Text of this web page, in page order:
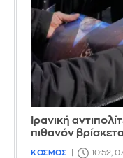
Ιρανική
πιθανόν
ΚΟΣΜΟΣ 10:52,